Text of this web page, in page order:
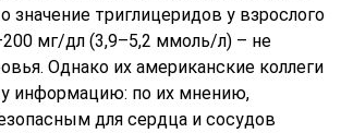
значение триглицеридов у взрослого
мг/дл (3,9–5,2 ммоль/л) – не
Однако их американские коллеги
информацию: по их мнению,
для сердца и сосудов